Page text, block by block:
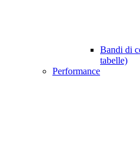
Bandi di
tabelle)
Performance